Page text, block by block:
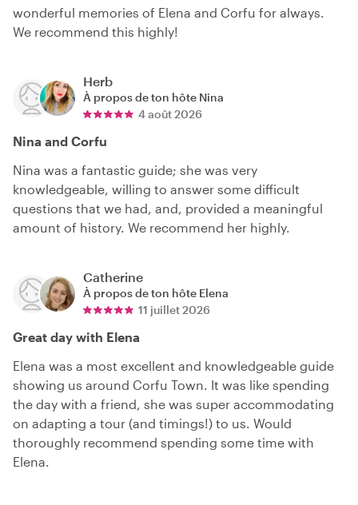
wonderful memories of Elena and Corfu for always.
We recommend this highly!
Herb
À propos de ton hôte Nina
4 août 2026
Nina and Corfu
Nina was a fantastic guide; she was very
knowledgeable, willing to answer some difficult
questions that we had, and, provided a meaningful
amount of history. We recommend her highly.
Catherine
À propos de ton hôte Elena
11 juillet 2026
Great day with Elena
Elena was a most excellent and knowledgeable guide
showing us around Corfu Town. It was like spending
the day with a friend, she was super accommodating
on adapting a tour (and timings!) to us. Would
thoroughly recommend spending some time with
Elena.